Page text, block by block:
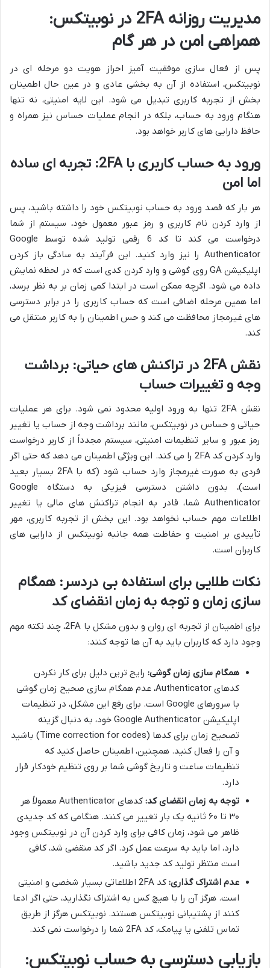
مدیریت روزانه 2FA در نوبیتکس:
همراهی امن در هر گام
پس از فعال سازی موفقیت آمیز احراز هویت دو مرحله ای در
نوبیتکس، استفاده از آن به بخشی عادی و در عین حال اطمینان
بخش از تجربه کاربری تبدیل می شود. این لایه امنیتی، نه تنها
هنگام ورود به حساب، بلکه در انجام عملیات حساس نیز همراه و
حافظ دارایی های کاربر خواهد بود.
ورود به حساب کاربری با 2FA: تجربه ای ساده
اما امن
هر بار که قصد ورود به حساب نوبیتکس خود را داشته باشید، پس
از وارد کردن نام کاربری و رمز عبور معمول خود، سیستم از شما
درخواست می کند تا کد 6 رقمی تولید شده توسط Google
Authenticator را نیز وارد کنید. این فرآیند به سادگی باز کردن
اپلیکیشن GA روی گوشی و وارد کردن کدی است که در لحظه نمایش
داده می شود. اگرچه ممکن است در ابتدا کمی زمان بر به نظر برسد،
اما همین مرحله اضافی است که حساب کاربری را در برابر دسترسی
های غیرمجاز محافظت می کند و حس اطمینان را به کاربر منتقل می
کند.
نقش 2FA در تراکنش های حیاتی: برداشت
وجه و تغییرات حساب
نقش 2FA تنها به ورود اولیه محدود نمی شود. برای هر عملیات
حیاتی و حساس در نوبیتکس، مانند برداشت وجه از حساب یا تغییر
رمز عبور و سایر تنظیمات امنیتی، سیستم مجدداً از کاربر درخواست
وارد کردن کد 2FA را می کند. این ویژگی اطمینان می دهد که حتی اگر
فردی به صورت غیرمجاز وارد حساب شود (که با 2FA بسیار بعید
است)، بدون داشتن دسترسی فیزیکی به دستگاه Google
Authenticator شما، قادر به انجام تراکنش های مالی یا تغییر
اطلاعات مهم حساب نخواهد بود. این بخش از تجربه کاربری، مهر
تأییدی بر امنیت و حفاظت همه جانبه نوبیتکس از دارایی های
کاربران است.
نکات طلایی برای استفاده بی دردسر: همگام
سازی زمان و توجه به زمان انقضای کد
برای اطمینان از تجربه ای روان و بدون مشکل با 2FA، چند نکته مهم
وجود دارد که کاربران باید به آن ها توجه کنند:
همگام سازی زمان گوشی: رایج ترین دلیل برای کار نکردن
کدهای Authenticator، عدم همگام سازی صحیح زمان گوشی
با سرورهای Google است. برای رفع این مشکل، در تنظیمات
اپلیکیشن Google Authenticator خود، به دنبال گزینه
تصحیح زمان برای کدها (Time correction for codes) باشید
و آن را فعال کنید. همچنین، اطمینان حاصل کنید که
تنظیمات ساعت و تاریخ گوشی شما بر روی تنظیم خودکار قرار
دارد.
توجه به زمان انقضای کد:
کدهای Authenticator معمولاً هر
۳۰ تا ۶۰ ثانیه یک بار تغییر می کنند. هنگامی که کد جدیدی
ظاهر می شود، زمان کافی برای وارد کردن آن در نوبیتکس وجود
دارد، اما باید به سرعت عمل کرد. اگر کد منقضی شد، کافی
است منتظر تولید کد جدید باشید.
عدم اشتراک گذاری:
کد 2FA اطلاعاتی بسیار شخصی و امنیتی
است. هرگز آن را با هیچ کس به اشتراک نگذارید، حتی اگر ادعا
کنند از پشتیبانی نوبیتکس هستند. نوبیتکس هرگز از طریق
تماس تلفنی یا پیامک، کد 2FA شما را درخواست نمی کند.
بازیابی دسترسی به حساب نوبیتکس: